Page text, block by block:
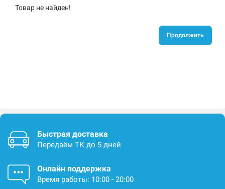
Товар не найден!
Продолжить
Быстрая доставка
Передаём ТК до 5 дней
Онлайн поддержка
Время работы: 10:00 - 20:00